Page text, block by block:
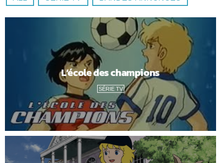
L’école des champions
SÉRIE TV